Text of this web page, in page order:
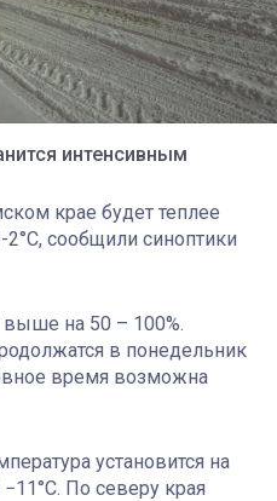
интенсивным
крае будет теплее
сообщили синоптики
выше на 50 – 100%.
в понедельник
время возможна
установится на
По северу края